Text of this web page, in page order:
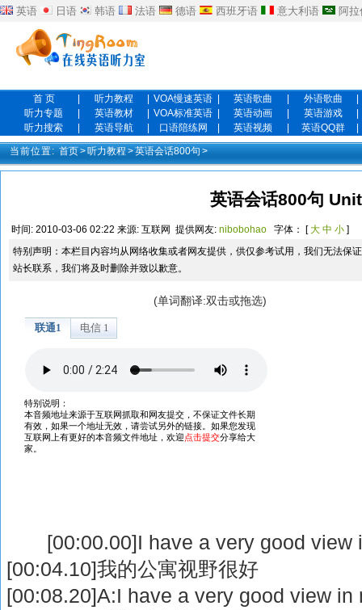
英语 日语 韩语 法语 德语 西班牙语 意大利语 阿
首 页 听力教程 VOA慢速英语 英语歌曲 外语歌曲
听力专题
英语教材 VOA标准英语 英语动画 英语游戏
听力搜索
英语导航 口语陪练网 英语视频 英语QQ群
当前位置: 首页>听力教程 >英语会话800句 >
英语会话800句
时间: 2010-03-06 02:22 来源: 互联网 提供网友: nibobohao 字体： [大 中 小 ]
特别声明：本栏目内容均从网络收集或者网友提供，供仅参考试用，我们无法保
站长联系，我们将及时删除并致以歉意。
(单词翻译:双击或拖选)
[00:00.00]I have a very good view
[00:04.10]我的公寓视野很好
[00:08.20]A:I have a very good view in